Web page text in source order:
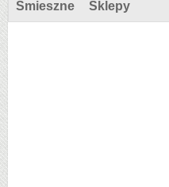
Śmieszne Sklepy